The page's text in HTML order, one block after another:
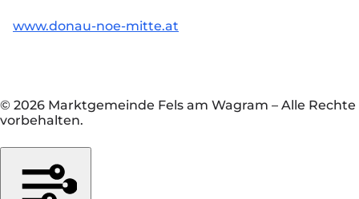
www.donau-noe-mitte.at
© 2026 Marktgemeinde Fels am Wagram – Alle Rechte
vorbehalten.